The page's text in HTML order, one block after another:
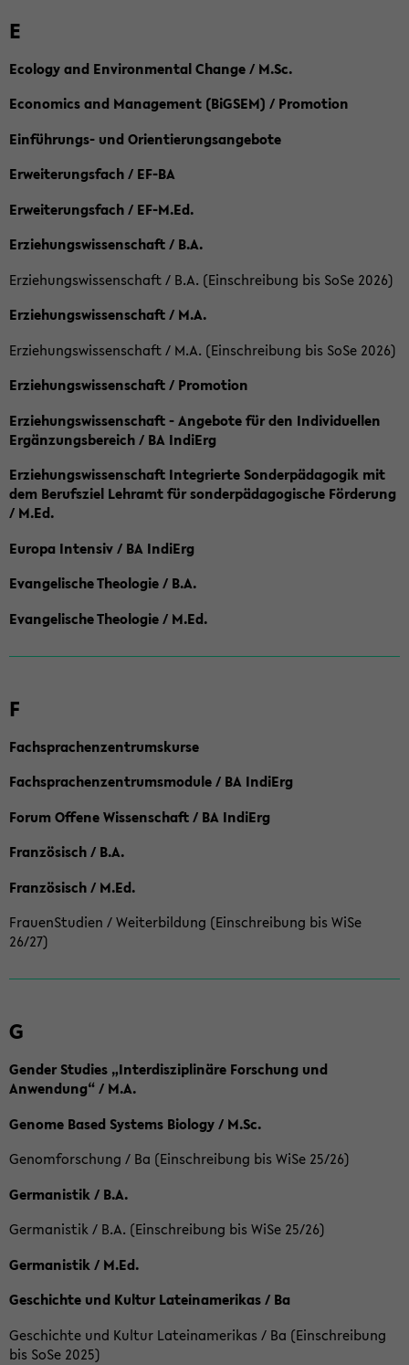
E
Ecology and Environmental Change / M.Sc.
Economics and Management (BiGSEM) / Promotion
Einführungs- und Orientierungsangebote
Erweiterungsfach / EF-BA
Erweiterungsfach / EF-M.Ed.
Erziehungswissenschaft / B.A.
Erziehungswissenschaft / B.A. (Einschreibung bis SoSe 2026)
Erziehungswissenschaft / M.A.
Erziehungswissenschaft / M.A. (Einschreibung bis SoSe 2026)
Erziehungswissenschaft / Promotion
Erziehungswissenschaft - Angebote für den Individuellen
Ergänzungsbereich / BA IndiErg
Erziehungswissenschaft Integrierte Sonderpädagogik mit
dem Berufsziel Lehramt für sonderpädagogische Förderung
/ M.Ed.
Europa Intensiv / BA IndiErg
Evangelische Theologie / B.A.
Evangelische Theologie / M.Ed.
F
Fachsprachenzentrumskurse
Fachsprachenzentrumsmodule / BA IndiErg
Forum Offene Wissenschaft / BA IndiErg
Französisch / B.A.
Französisch / M.Ed.
FrauenStudien / Weiterbildung (Einschreibung bis WiSe
26/27)
G
Gender Studies „Interdisziplinäre Forschung und
Anwendung“ / M.A.
Genome Based Systems Biology / M.Sc.
Genomforschung / Ba (Einschreibung bis WiSe 25/26)
Germanistik / B.A.
Germanistik / B.A. (Einschreibung bis WiSe 25/26)
Germanistik / M.Ed.
Geschichte und Kultur Lateinamerikas / Ba
Geschichte und Kultur Lateinamerikas / Ba (Einschreibung
bis SoSe 2025)